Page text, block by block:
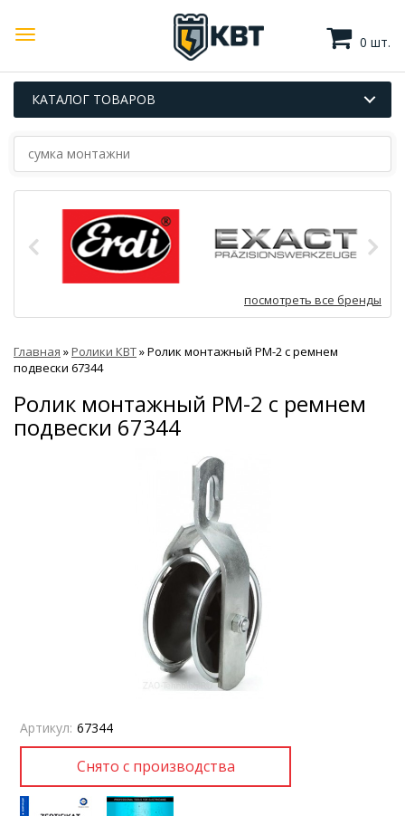
0 шт.
КАТАЛОГ ТОВАРОВ
посмотреть все бренды
Главная »Ролики КВТ»Ролик монтажный РМ-2 с ремнем
подвески 67344
Ролик монтажный РМ-2 с ремнем
подвески 67344
Артикул: 67344